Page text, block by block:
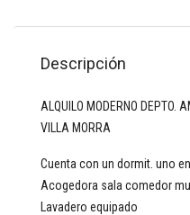
Descripción
ALQUILO MODERNO DEPTO.
VILLA MORRA
Cuenta con un dormit. uno
Acogedora sala comedor
Lavadero equipado